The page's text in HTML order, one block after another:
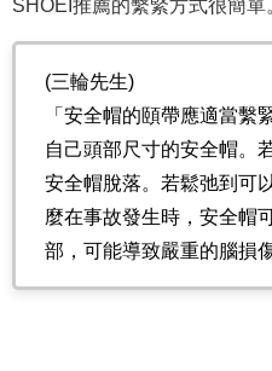
SHOEI推薦的繫緊方式很簡單
(三輪先生)
「安全帽的頤帶應適當繫
自己頭部尺寸的安全帽。
安全帽脫落。若鬆弛到可
麼在事故發生時，安全帽
部，可能導致嚴重的腦損